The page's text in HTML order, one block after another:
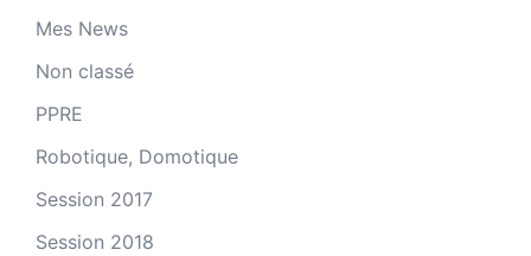
Mes News
Non classé
PPRE
Robotique, Domotique
Session 2017
Session 2018